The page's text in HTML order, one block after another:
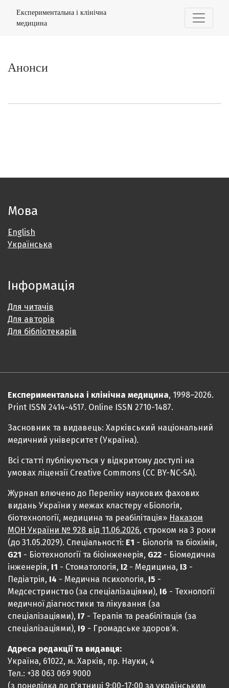
Анонси
Експериментальна і клінічна
медицина
Анонси
Мова
English
Українська
Інформація
Для читачів
Для авторів
Для бібліотекарів
Експериментальна і клінічна медицина, 1998–2026.
Print ISSN 2414-4517. Online ISSN 2710-1487.
Засновник та видавець: Харківський національний
медичний університет (Україна).
Всі статті публікуються у відкритому доступі на
умовах ліцензії Creative Commons (CC BY-NC-SA).
Журнал влючено до Переліку наукових фахових
видань України у межах кластеру «Біологія,
біотехнології, медицина та реабілітація» Наказом
МОН України № 928 від 11.06.2026, строком на 3 роки
(до 31.05.2029). Спеціальності: Е1 - Біологія та біохімія,
G21 - Біотехнології та біоінженерія, G22 - Біомедична
інженерія, I1 - Стоматологія, I2 - Медицина, IЗ -
Педіатрія, I4 - Медична психологія, I5 -
Медсестринство (за спеціалізаціями), I6 - Технології
медичної діагностики та лікування (за
спеціалізаціями), I7 - Терапія та реабілітація (за
спеціалізаціями), I9 - Громадське здоров’я.
Адреса редакції та видавця:
Україна, 61022, м. Харків, пр. Науки, 4
Тел.: +38 063 069 9000
(з понеділка до п'ятниці 9:00-17:00 за українським